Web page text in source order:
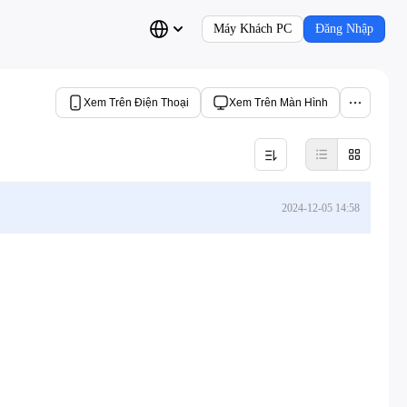
Máy Khách PC Đăng Nhập
Xem Trên Điện Thoại Xem Trên Màn Hình
2024-12-05 14:58